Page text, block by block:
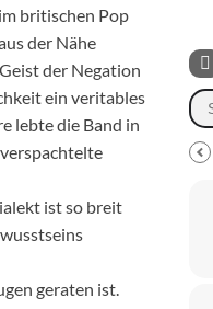
britischen Pop
der Nähe
der Negation
ein veritables
lebte die Band in
ist so breit
geraten ist.